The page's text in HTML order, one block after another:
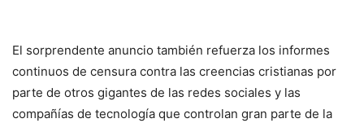
El sorprendente anuncio también refuerza los informes
continuos de censura contra las creencias cristianas por
parte de otros gigantes de las redes sociales y las
compañías de tecnología que controlan gran parte de la